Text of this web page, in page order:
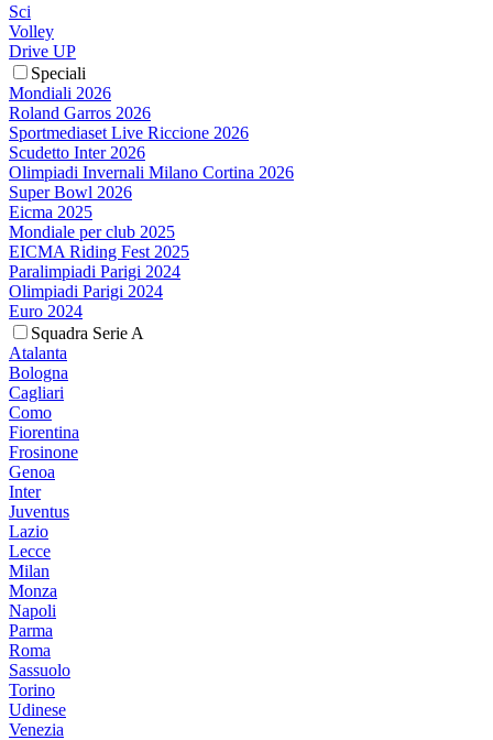
Sci
Volley
Drive UP
Speciali
Mondiali 2026
Roland Garros 2026
Sportmediaset Live Riccione 2026
Scudetto Inter 2026
Olimpiadi Invernali Milano Cortina 2026
Super Bowl 2026
Eicma 2025
Mondiale per club 2025
EICMA Riding Fest 2025
Paralimpiadi Parigi 2024
Olimpiadi Parigi 2024
Euro 2024
Squadra Serie A
Atalanta
Bologna
Cagliari
Como
Fiorentina
Frosinone
Genoa
Inter
Juventus
Lazio
Lecce
Milan
Monza
Napoli
Parma
Roma
Sassuolo
Torino
Udinese
Venezia